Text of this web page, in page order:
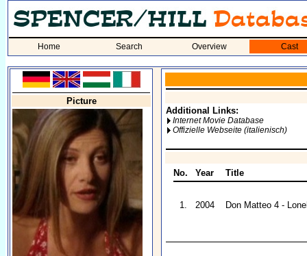
Home Search Overview Cast
Picture
Additional Links:
Internet Movie Database
Offizielle Webseite (italienisch)
No. Year Title
1. 2004 Don Matteo 4 -